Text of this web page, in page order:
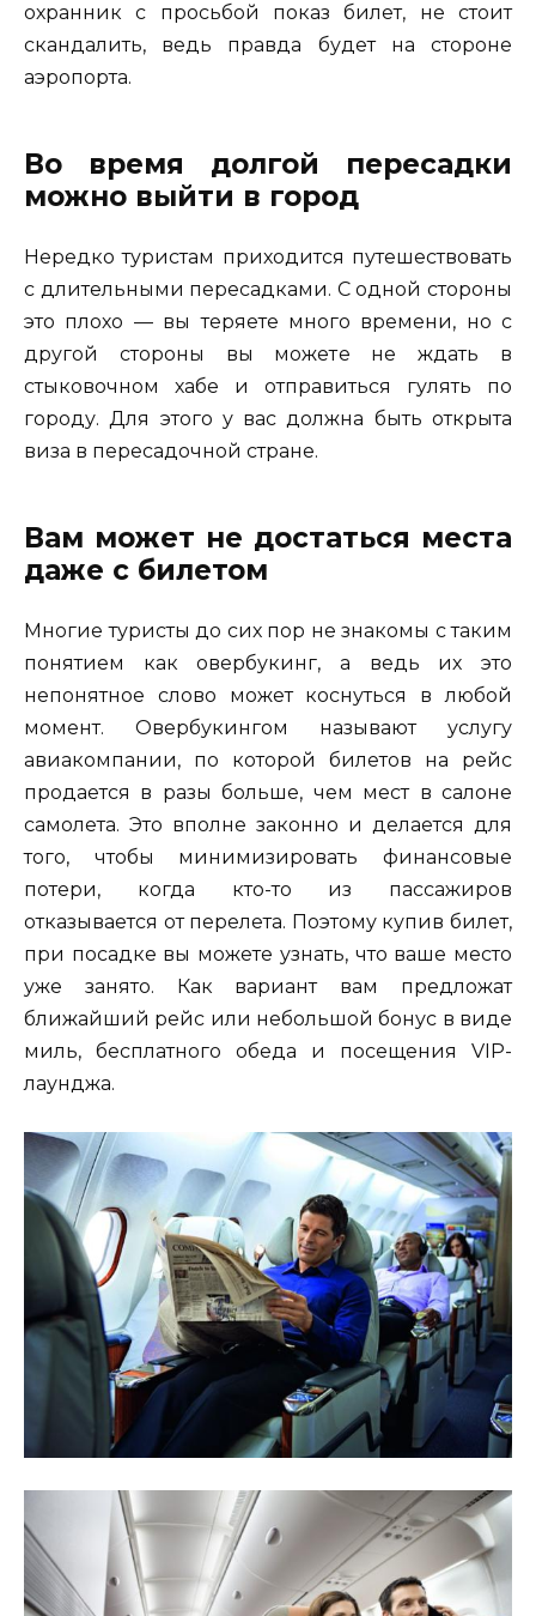
охранник с просьбой показ билет, не стоит
скандалить, ведь правда будет на стороне
аэропорта.
Во время долгой пересадки
можно выйти в город
Нередко туристам приходится путешествовать
с длительными пересадками. С одной стороны
это плохо — вы теряете много времени, но с
другой стороны вы можете не ждать в
стыковочном хабе и отправиться гулять по
городу. Для этого у вас должна быть открыта
виза в пересадочной стране.
Вам может не достаться места
даже с билетом
Многие туристы до сих пор не знакомы с таким
понятием как овербукинг, а ведь их это
непонятное слово может коснуться в любой
момент. Овербукингом называют услугу
авиакомпании, по которой билетов на рейс
продается в разы больше, чем мест в салоне
самолета. Это вполне законно и делается для
того, чтобы минимизировать финансовые
потери, когда кто-то из пассажиров
отказывается от перелета. Поэтому купив билет,
при посадке вы можете узнать, что ваше место
уже занято. Как вариант вам предложат
ближайший рейс или небольшой бонус в виде
миль, бесплатного обеда и посещения VIP-
лаунджа.